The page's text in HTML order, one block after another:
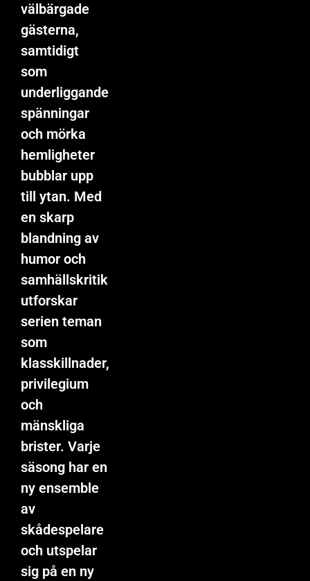
välbärgade
gästerna,
samtidigt
som
underliggande
spänningar
och mörka
hemligheter
bubblar upp
till ytan. Med
en skarp
blandning av
humor och
samhällskritik
utforskar
serien teman
som
klasskillnader,
privilegium
och
mänskliga
brister. Varje
säsong har en
ny ensemble
av
skådespelare
och utspelar
sig på en ny